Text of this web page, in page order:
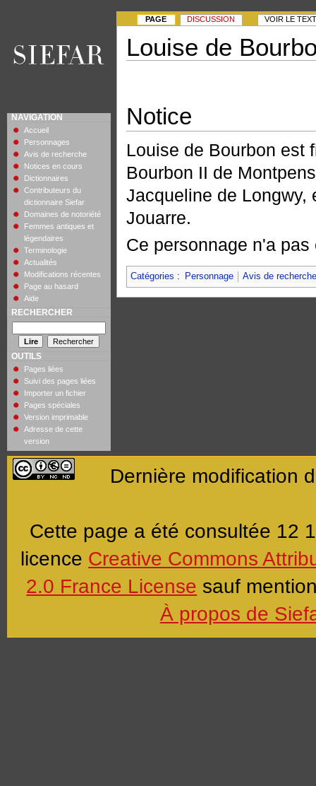
Louise de
Notice
Louise de Bourbon est
Bourbon II de
Jacqueline de Longwy,
Jouarre.
Ce personnage n'a
Catégories : Personnage Avis de
PAGE DISCUSSION VOIR LE
NAVIGATION
Accueil
Personnages
Avis de recherche
Notices en cours
Dictionnaires
Contributeurs du
dictionnaire Siefar
Domaines de notoriété
Femmes antiques et
légendaires
Terminologie
Actualités
Modifications récentes
Page au hasard
Aide
RECHERCHER
OUTILS
Pages liées
Suivi des pages liées
Importer un fichier
Pages spéciales
Version imprimable
Adresse de cette
version
Dernière modification
Cette page a été consultée 12
licence Creative Commons
2.0 France License sauf
À propos de